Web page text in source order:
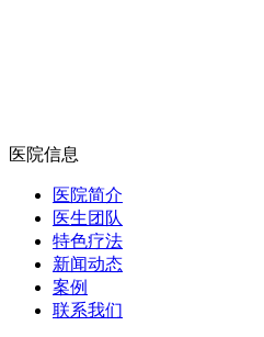
医院信息
医院简介
医生团队
特色疗法
新闻动态
案例
联系我们